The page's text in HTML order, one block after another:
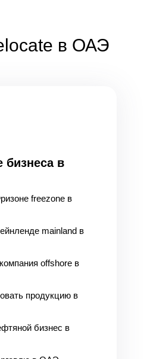
в ОАЭ
бизнеса в
freezone в
mainland в
offshore в
продукцию в
бизнес в